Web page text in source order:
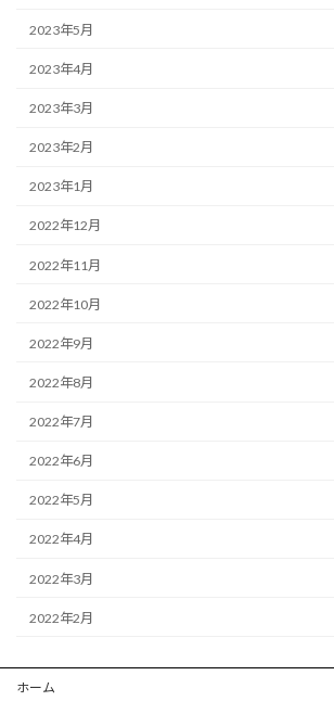
2023年5月
2023年4月
2023年3月
2023年2月
2023年1月
2022年12月
2022年11月
2022年10月
2022年9月
2022年8月
2022年7月
2022年6月
2022年5月
2022年4月
2022年3月
2022年2月
ホーム